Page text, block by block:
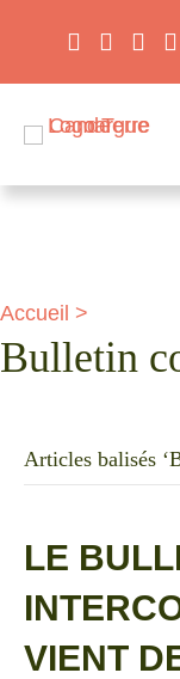
Accueil >
Bulletin
Articles balisés
LE
VIENT